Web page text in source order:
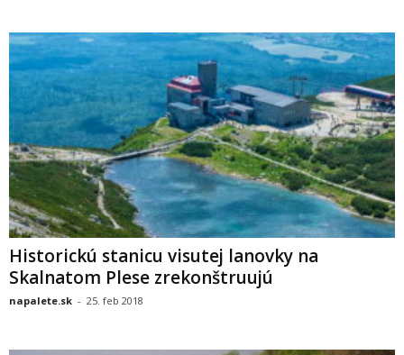
Historickú stanicu visutej lanovky na
Skalnatom Plese zrekonštruujú
napalete.sk - 25. feb 2018